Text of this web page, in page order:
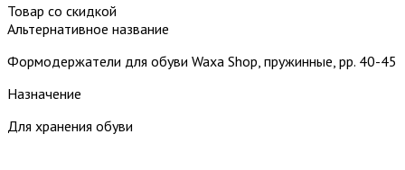
Товар со скидкой
Альтернативное название
Формодержатели для обуви Waxa Shop, пружинные, рр. 40-45
Назначение
Для хранения обуви